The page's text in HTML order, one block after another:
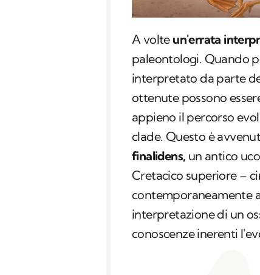
A volte un'errata
paleontologi. Quando
interpretato da parte
ottenute possono
appieno il percorso
clade. Questo è
finalidens, un antico
Cretacico superiore –
contemporaneamente
interpretazione di un
conoscenze inerenti